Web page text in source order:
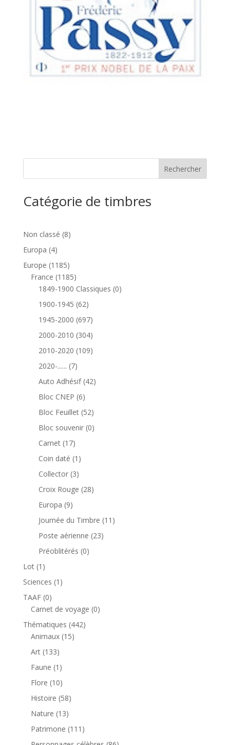
Catégorie de timbres
Non classé 88
Europa 44
produits
Europe 11851185
produits
France 11851185
produits
1849-1900 Classiques 00
1900-1945 6262
produits
1945-2000 697697
produits
2000-2010 304304
produits
2010-2020 109109
2020-...... 77
produits
Auto Adhésif 4242
Bloc CNEP 66
produits
Bloc Feuillet 5252
produits
Bloc souvenir 00
Carnet 1717
produits
Coin daté 1 1
produit
Collector 33
produits
Croix Rouge 2828
Europa 99
produits
Journée du Timbre 11 11
Poste aérienne 2323
Préoblitérés 00
Lot 1 1
produit
Sciences 1 1
TAAF 00
produit
Carnet de voyage 00
Thématiques 442442
Animaux 1515
Art 133133
produits
Faune 1 1
produit
Flore 1010
produits
Histoire 5858
Nature 1313
produits
Patrimone 111 111
produits